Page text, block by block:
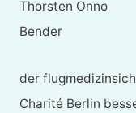
der
Charité Berlin